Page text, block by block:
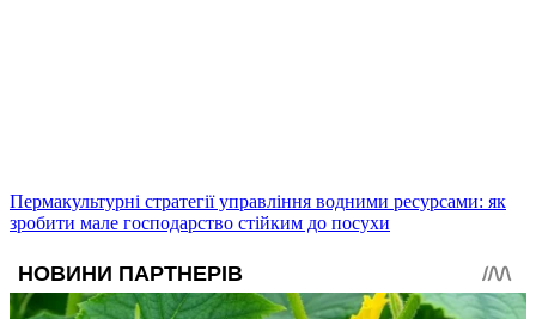
Пермакультурні стратегії управління водними ресурсами: як
зробити мале господарство стійким до посухи